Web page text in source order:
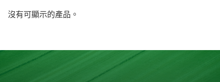
沒有可顯示的產品。